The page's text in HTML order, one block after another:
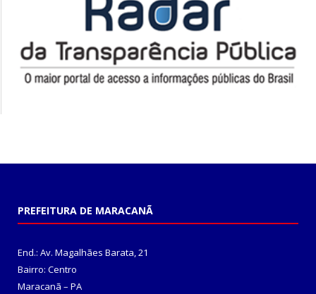
PREFEITURA DE MARACANÃ
End.: Av. Magalhães Barata, 21
Bairro: Centro
Maracanã – PA